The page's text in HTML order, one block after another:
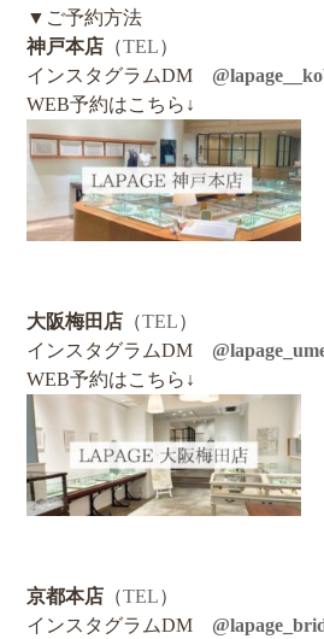
▼ご予約方法
神戸本店 （TEL）
インスタグラムDM
WEB予約はこちら↓
大阪梅田店 （TEL）
インスタグラムDM
WEB予約はこちら↓
京都本店 （TEL）
インスタグラムDM